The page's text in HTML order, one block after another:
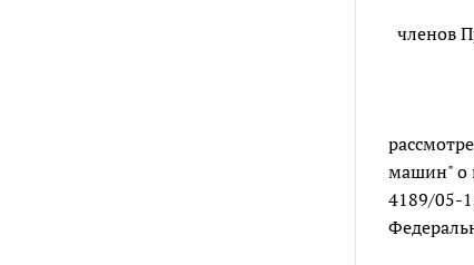
членов
машин" о
4189/05-